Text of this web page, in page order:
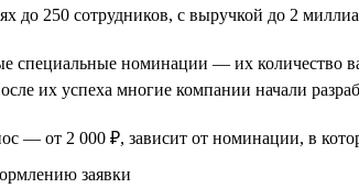
до 250 сотрудников, с выручкой до 2
специальные номинации — их количество
их успеха многие компании начали
— от 2 000 ₽, зависит от номинации, в
заявки